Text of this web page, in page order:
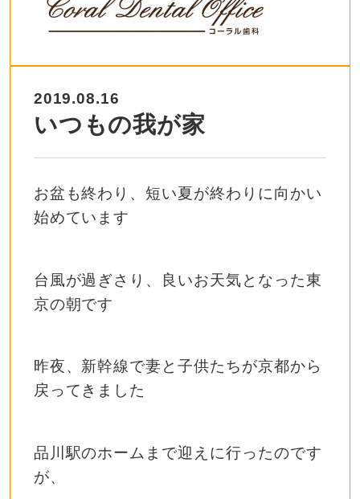
2019.08.16
いつもの我が家
お盆も終わり、短い夏が終わりに向かい
始めています
台風が過ぎさり、良いお天気となった東
京の朝です
昨夜、新幹線で妻と子供たちが京都から
戻ってきました
品川駅のホームまで迎えに行ったのです
が、